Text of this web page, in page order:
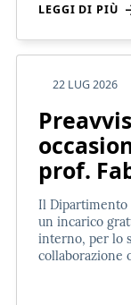
LEGGI DI PIÙ
22 LUG 2026
prof.
Il Dipartimento
un incarico
interno, per lo
collaborazione